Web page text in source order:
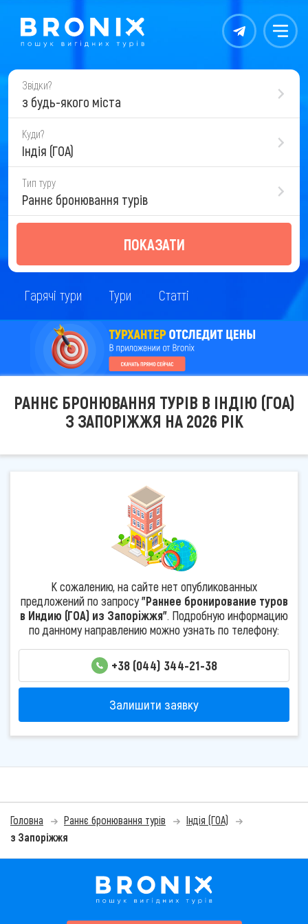
Контакты Меню
Звідки?
з будь-якого міста
Куди?
Індія (ГОА)
Тип туру
Раннє бронювання турів
ПОКАЗАТИ
Гарячі тури Тури Статті
РАННЄ БРОНЮВАННЯ ТУРІВ В ІНДІЮ (ГОА)
З ЗАПОРІЖЖЯ НА 2026 РІК
К сожалению, на сайте нет опубликованных
предложений по запросу"Раннее бронирование туров
в Индию (ГОА) из Запоріжжя". Подробную информацию
по данному направлению можно узнать по телефону:
+38 (044) 344-21-38
Залишити заявку
Головна Раннє бронювання турів
Індія (ГОА)
з Запоріжжя